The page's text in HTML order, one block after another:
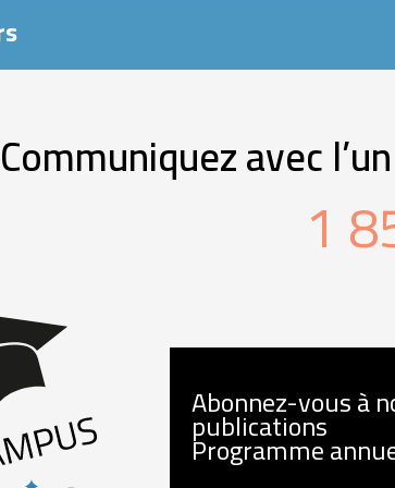
Communiquez avec
1
Abonnez-vous à
publications
Programme